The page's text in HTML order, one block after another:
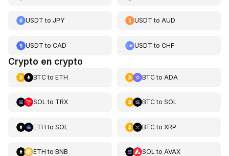
USDT to JPY USDT toAUD
USDT to CAD USDT toCHF
Crypto en crypto
BTCto ETH BTCto ADA
SOL to TRX BTCto SOL
ETH to SOL BTCto XRP
ETH to BNB SOL to AVAX